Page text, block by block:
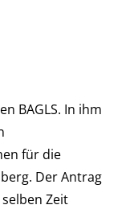
BAGLS. In ihm
für die
Der Antrag
Zeit